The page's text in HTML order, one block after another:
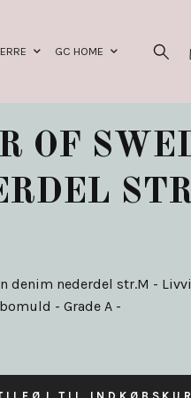
GC HOME
OF
denim nederdel str.M -
- Grade A -